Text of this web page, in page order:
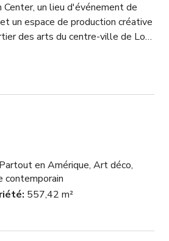
Center, un lieu d'événement de
un espace de production créative
des arts du centre-ville de Los
plus de 6 000 pieds carrés, ce
industriel chic est conçu pour
de gamme et d'activations
de mode, des productions
création de contenu, des
d'un plan d'étage à concept
bar privé, d'un confort
sophistiquée qui peut être
en Amérique, Art déco,
contemporain
557,42 m²